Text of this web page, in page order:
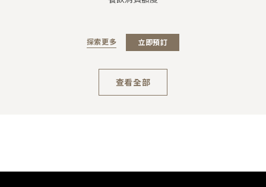
探索更多 立即預訂
查看全部